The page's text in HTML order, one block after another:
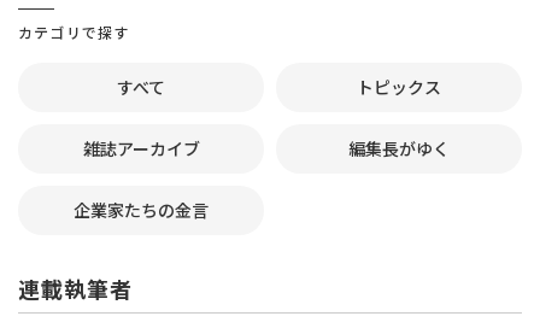
カテゴリで探す
すべて トピックス
雑誌アーカイブ 編集長がゆく
企業家たちの金言
連載執筆者